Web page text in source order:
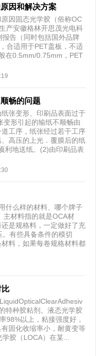
因和解决方案
因固态光学胶（俗称OC
产安徽格林开思茂光电科
告（同时包括国外品牌
合适用于PET盖板，不适
在0.5mm/0.75mm，PET
畅的问题
张变形、印刷品表面过于
形引起的输纸不顺畅由
工序，纸张经过若干工序
高压的上光．覆膜后的纸
利地送纸。(2)由印刷品表
什么样的材料、哪个牌子
主材料指的就是OCA材
是规格料，一定做好了充
有些具备条件的模切
料，如果每卷规格材料都
比
特种胶粘剂。液态光学胶
98%以上，粘接强度好，
固化收缩率小，耐黄变等
胶（LOCA）在某...